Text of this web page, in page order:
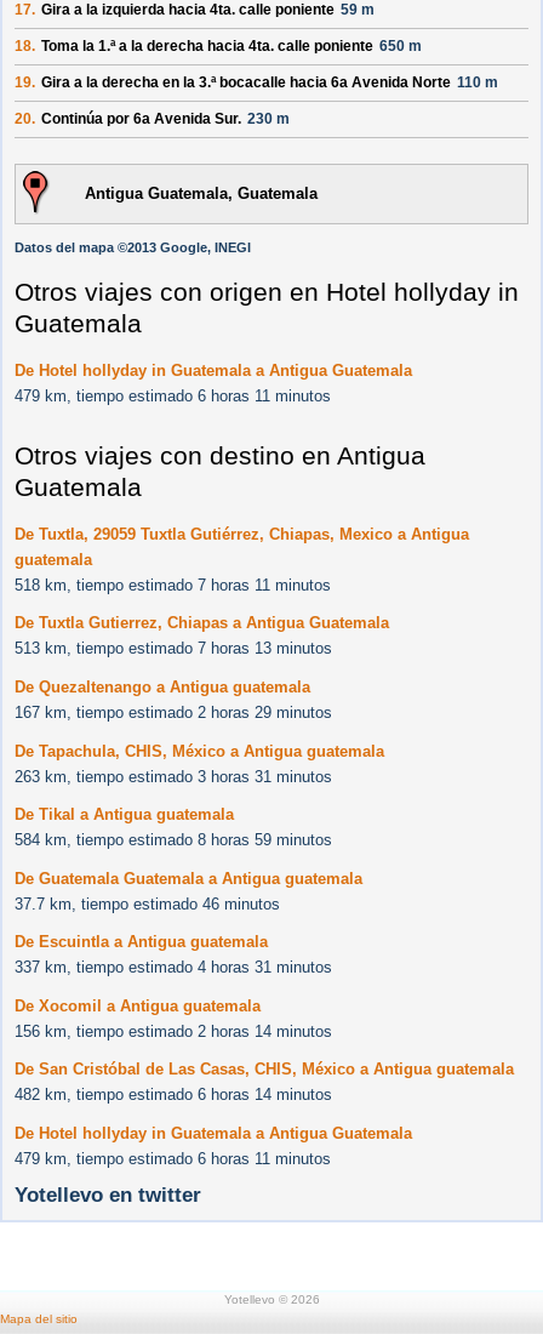
17. Gira a la izquierda hacia 4ta. calle poniente 59 m
18. Toma la 1.ª a la derecha hacia 4ta. calle poniente 650 m
19. Gira a la derecha en la 3.ª bocacalle hacia 6a Avenida Norte 110 m
20. Continúa por 6a Avenida Sur. 230 m
Antigua Guatemala, Guatemala
Datos del mapa ©2013 Google, INEGI
Otros viajes con origen en Hotel hollyday in
Guatemala
De Hotel hollyday in Guatemala a Antigua Guatemala
479 km, tiempo estimado 6 horas 11 minutos
Otros viajes con destino en Antigua
Guatemala
De Tuxtla, 29059 Tuxtla Gutiérrez, Chiapas, Mexico a Antigua
guatemala
518 km, tiempo estimado 7 horas 11 minutos
De Tuxtla Gutierrez, Chiapas a Antigua Guatemala
513 km, tiempo estimado 7 horas 13 minutos
De Quezaltenango a Antigua guatemala
167 km, tiempo estimado 2 horas 29 minutos
De Tapachula, CHIS, México a Antigua guatemala
263 km, tiempo estimado 3 horas 31 minutos
De Tikal a Antigua guatemala
584 km, tiempo estimado 8 horas 59 minutos
De Guatemala Guatemala a Antigua guatemala
37.7 km, tiempo estimado 46 minutos
De Escuintla a Antigua guatemala
337 km, tiempo estimado 4 horas 31 minutos
De Xocomil a Antigua guatemala
156 km, tiempo estimado 2 horas 14 minutos
De San Cristóbal de Las Casas, CHIS, México a Antigua guatemala
482 km, tiempo estimado 6 horas 14 minutos
De Hotel hollyday in Guatemala a Antigua Guatemala
479 km, tiempo estimado 6 horas 11 minutos
Yotellevo en twitter
Yotellevo © 2026
Mapa del sitio